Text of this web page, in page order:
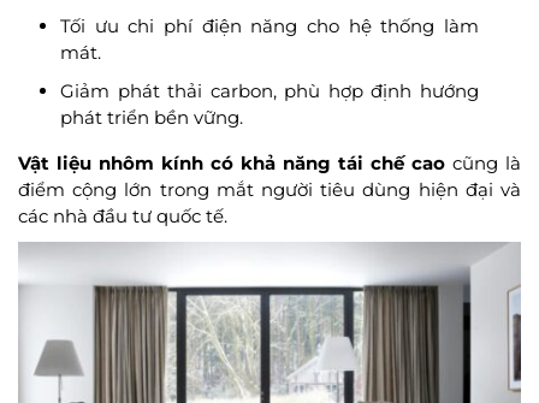
Tối ưu chi phí điện năng cho hệ thống làm
mát.
Giảm phát thải carbon, phù hợp định hướng
phát triển bền vững.
Vật liệu nhôm kính có khả năng tái chế cao cũng là
điểm cộng lớn trong mắt người tiêu dùng hiện đại và
các nhà đầu tư quốc tế.